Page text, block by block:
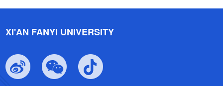
XI'AN FANYI UNIVERSITY